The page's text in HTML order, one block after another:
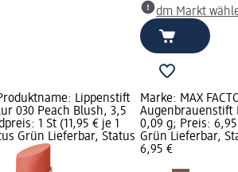
dm Markt
Lippenstift
030 Peach Blush, 3,5
1 St (11,95 € je 1
Grün Lieferbar, Status
Marke: MAX
Augenbrauenstift
0,09 g; Preis:
Grün Lieferbar,
6,95 €